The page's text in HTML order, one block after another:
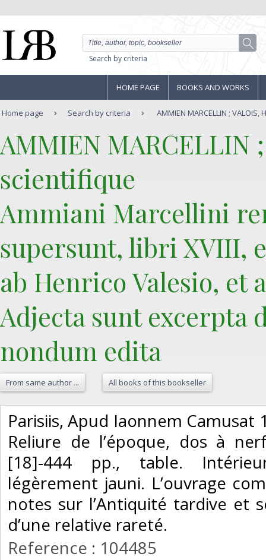
Search by criteria
HOME PAGE BOOKS AND WORKS
Home page Search by criteria AMMIEN MARCELLIN ;
‎AMMIEN MARCELLIN
scientifique‎
‎Ammiani Marcellini
supersunt, libri XVIII,
ab Henrico Valesio,
Adjecta sunt excerpta
nondum edita‎
From same author ... All books of this bookseller
‎Parisiis, Apud Iaonnem Camusat
Reliure de l’époque, dos à
[18]-444 pp., table.
légèrement jauni. L’ouvrage
notes sur l’Antiquité tardive et
d’une relative rareté.‎
Reference : 104485